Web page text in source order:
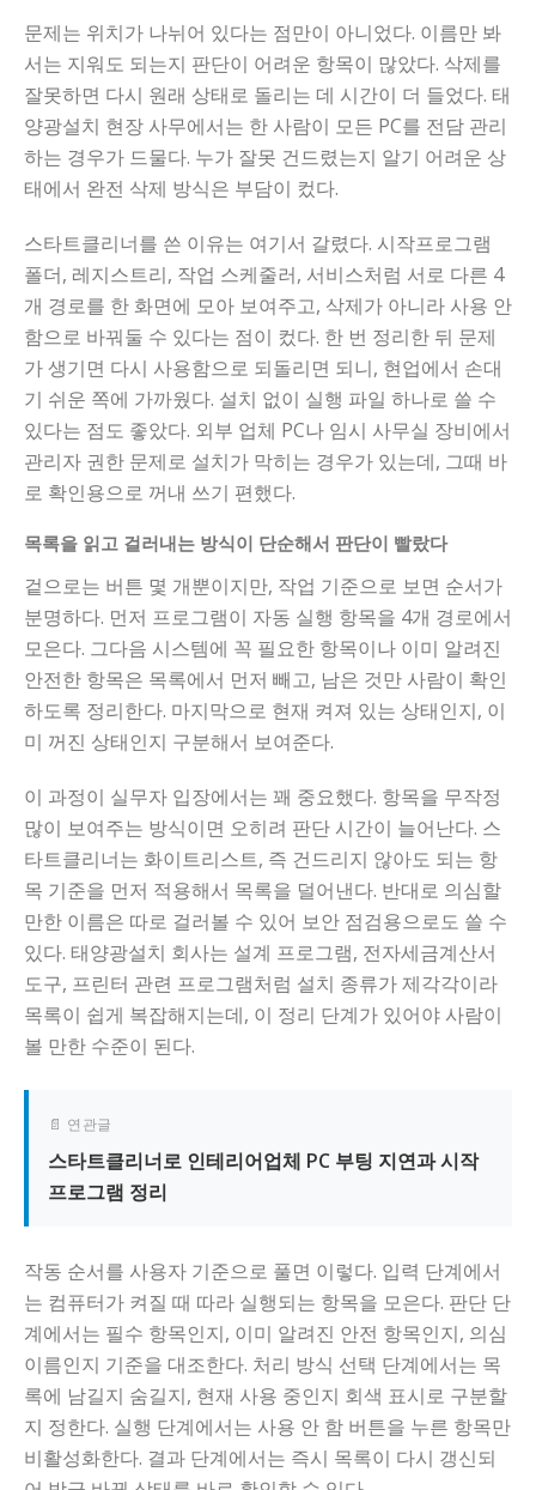
문제는 위치가 나뉘어 있다는 점만이 아니었다. 이름만 봐
서는 지워도 되는지 판단이 어려운 항목이 많았다. 삭제를
잘못하면 다시 원래 상태로 돌리는 데 시간이 더 들었다. 태
양광설치 현장 사무에서는 한 사람이 모든 PC를 전담 관리
하는 경우가 드물다. 누가 잘못 건드렸는지 알기 어려운 상
태에서 완전 삭제 방식은 부담이 컸다.
스타트클리너를 쓴 이유는 여기서 갈렸다. 시작프로그램
폴더, 레지스트리, 작업 스케줄러, 서비스처럼 서로 다른 4
개 경로를 한 화면에 모아 보여주고, 삭제가 아니라 사용 안
함으로 바꿔둘 수 있다는 점이 컸다. 한 번 정리한 뒤 문제
가 생기면 다시 사용함으로 되돌리면 되니, 현업에서 손대
기 쉬운 쪽에 가까웠다. 설치 없이 실행 파일 하나로 쓸 수
있다는 점도 좋았다. 외부 업체 PC나 임시 사무실 장비에서
관리자 권한 문제로 설치가 막히는 경우가 있는데, 그때 바
로 확인용으로 꺼내 쓰기 편했다.
목록을 읽고 걸러내는 방식이 단순해서 판단이 빨랐다
겉으로는 버튼 몇 개뿐이지만, 작업 기준으로 보면 순서가
분명하다. 먼저 프로그램이 자동 실행 항목을 4개 경로에서
모은다. 그다음 시스템에 꼭 필요한 항목이나 이미 알려진
안전한 항목은 목록에서 먼저 빼고, 남은 것만 사람이 확인
하도록 정리한다. 마지막으로 현재 켜져 있는 상태인지, 이
미 꺼진 상태인지 구분해서 보여준다.
이 과정이 실무자 입장에서는 꽤 중요했다. 항목을 무작정
많이 보여주는 방식이면 오히려 판단 시간이 늘어난다. 스
타트클리너는 화이트리스트, 즉 건드리지 않아도 되는 항
목 기준을 먼저 적용해서 목록을 덜어낸다. 반대로 의심할
만한 이름은 따로 걸러볼 수 있어 보안 점검용으로도 쓸 수
있다. 태양광설치 회사는 설계 프로그램, 전자세금계산서
도구, 프린터 관련 프로그램처럼 설치 종류가 제각각이라
목록이 쉽게 복잡해지는데, 이 정리 단계가 있어야 사람이
볼 만한 수준이 된다.
📄 연관글
스타트클리너로 인테리어업체 PC 부팅 지연과 시작
프로그램 정리
작동 순서를 사용자 기준으로 풀면 이렇다. 입력 단계에서
는 컴퓨터가 켜질 때 따라 실행되는 항목을 모은다. 판단 단
계에서는 필수 항목인지, 이미 알려진 안전 항목인지, 의심
이름인지 기준을 대조한다. 처리 방식 선택 단계에서는 목
록에 남길지 숨길지, 현재 사용 중인지 회색 표시로 구분할
지 정한다. 실행 단계에서는 사용 안 함 버튼을 누른 항목만
비활성화한다. 결과 단계에서는 즉시 목록이 다시 갱신되